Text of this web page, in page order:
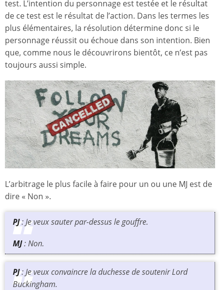
test. L’intention du personnage est testée et le résultat
de ce test est le résultat de l’action. Dans les termes les
plus élémentaires, la résolution détermine donc si le
personnage réussit ou échoue dans son intention. Bien
que, comme nous le découvrirons bientôt, ce n’est pas
toujours aussi simple.
L’arbitrage le plus facile à faire pour un ou une MJ est de
dire « Non ».
PJ: Je veux sauter par-dessus le gouffre.
MJ: Non.
PJ: Je veux convaincre la duchesse de soutenir Lord
Buckingham.